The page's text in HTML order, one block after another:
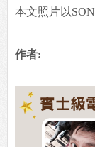
本文照片以
作者: